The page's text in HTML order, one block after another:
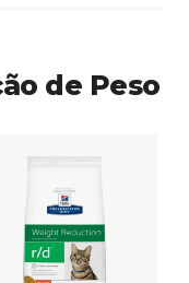
de Peso